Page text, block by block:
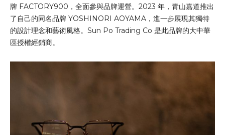
牌 FACTORY900，全面參與品牌運營。2023 年，青山嘉道推出
了自己的同名品牌 YOSHINORI AOYAMA，進一步展現其獨特
的設計理念和藝術風格。Sun Po Trading Co 是此品牌的大中華
區授權經銷商。